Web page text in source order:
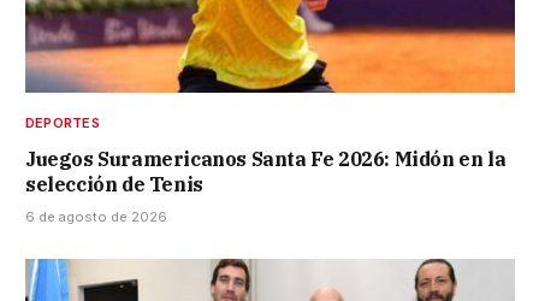
DEPORTES
Juegos Suramericanos Santa Fe 2026: Midón en la
selección de Tenis
6 de agosto de 2026